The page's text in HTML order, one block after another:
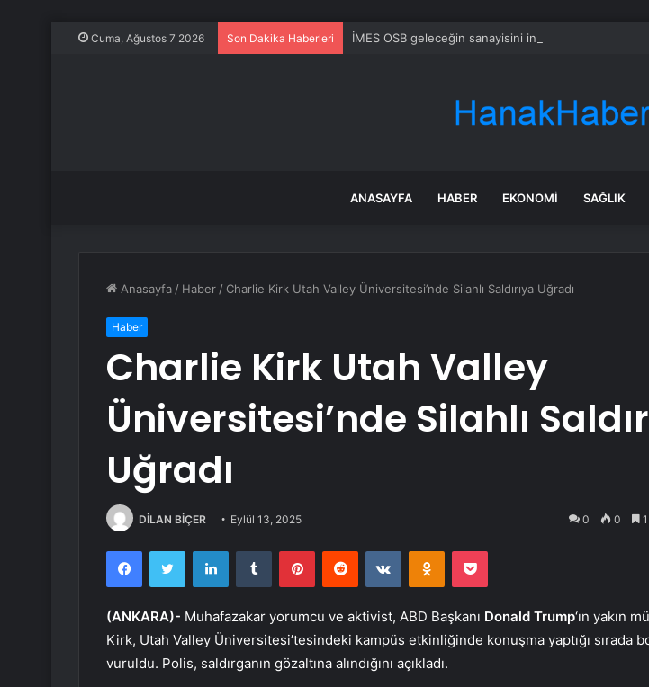
Cuma, Ağustos 7 2026 Son Dakika Haberleri İMES OSB geleceğin sanayisini inşa ediyor! Sanayinin
ANASAYFA HABER EKONOMI SAĞLIK
Anasayfa / Haber / Charlie Kirk Utah Valley Üniversitesi’nde Silahlı Saldırıya Uğradı
Haber
Charlie Kirk Utah Valley
Üniversitesi’nde Silahlı
Uğradı
DİLAN BİÇER Eylül 13, 2025 0 0
FacebookTwitter LinkedInTumblr PinterestReddit VKontakteOdnoklassniki
Pocket
(ANKARA)- Muhafazakar yorumcu ve aktivist, ABD Başkanı Donald Trump‘ın yakın
Kirk, Utah Valley Üniversitesi’tesindeki kampüs etkinliğinde konuşma yaptığı sırada
vuruldu. Polis, saldırganın gözaltına alındığını açıkladı.